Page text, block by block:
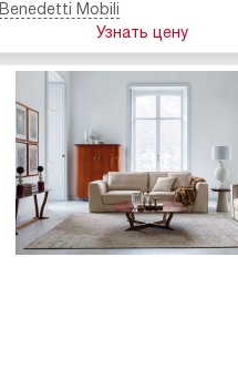
Benedetti Mobili
Узнать цену